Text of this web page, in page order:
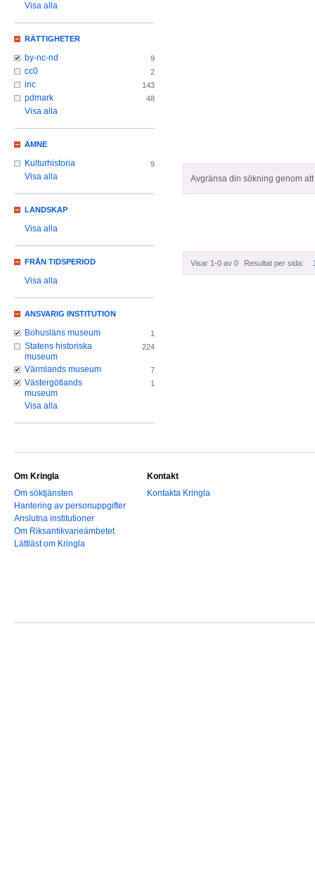
Avgränsa din sökning genom
Visar 1-0 av 0 Resultat per sida:
Visa alla
RÄTTIGHETER
by-nc-nd 9
cc0 2
inc 143
pdmark 48
Visa alla
ÄMNE
Kulturhistoria 9
Visa alla
LANDSKAP
Visa alla
FRÅN TIDSPERIOD
Visa alla
ANSVARIG INSTITUTION
Bohusläns museum 1
Statens historiska
museum
224
Värmlands museum 7
Västergötlands
museum
1
Visa alla
Om Kringla
Om söktjänsten
Hantering av personuppgifter
Anslutna institutioner
Om Riksantikvarieämbetet
Lättläst om Kringla
Kontakt
Kontakta Kringla